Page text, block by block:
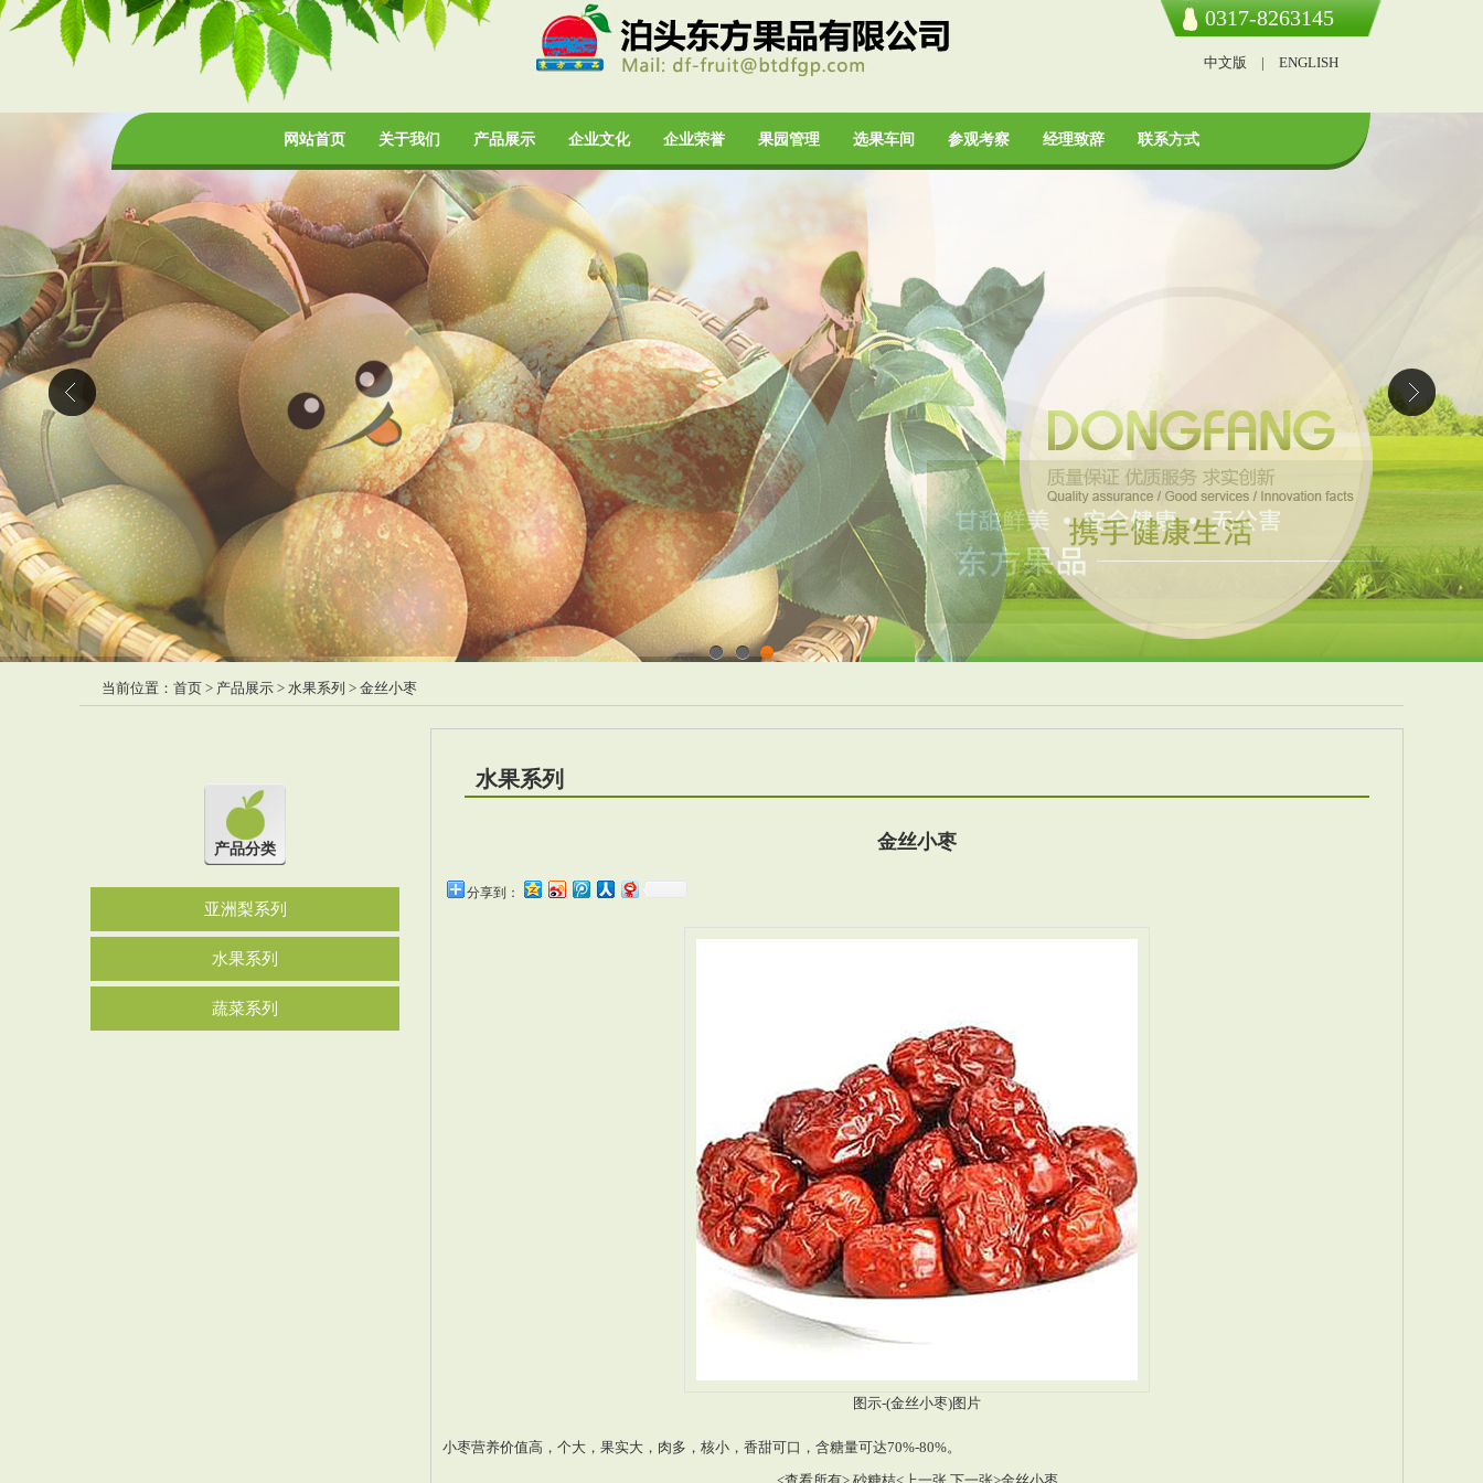
0317-8263145
中文版 | ENGLISH
网站首页 关于我们 产品展示 企业文化 企业荣誉 果园管理 选果车间 参观考察 经理致辞 联系方式
1 2
3
当前位置： 首页 > 产品展示 > 水果系列 > 金丝小枣
产品分类
亚洲梨系列
水果系列
蔬菜系列
水果系列
金丝小枣
分享到：
图示-(金丝小枣)图片
小枣营养价值高，个大，果实大，肉多，核小，香甜可口，含糖量可达70%-80%。